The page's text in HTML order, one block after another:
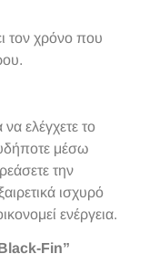
τον χρόνο που
ελέγχετε το
μέσω
την
ισχυρό
ενέργεια.
Fin”